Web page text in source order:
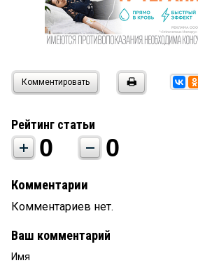
Комментировать
Рейтинг статьи
0 0
Комментарии
Комментариев нет.
Ваш комментарий
Имя